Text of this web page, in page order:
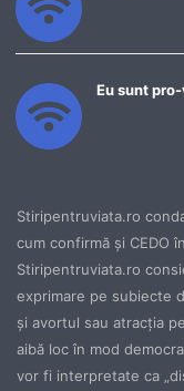
Eu sunt
Stiripentruviata.ro
cum confirmă şi CEDO
Stiripentruviata.ro
exprimare pe subiecte
şi avortul sau atracţia
aibă loc în mod
vor fi interpretate ca